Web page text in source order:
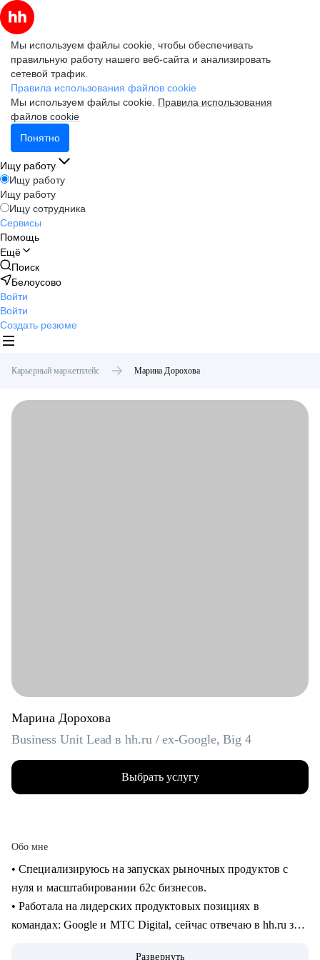
Мы используем файлы cookie, чтобы обеспечивать
правильную работу нашего веб-сайта и анализировать
сетевой трафик.
Правила использования файлов cookie
Мы используем файлы cookie. Правила использования
файлов cookie
Понятно
Ищу работу
Ищу работу
Ищу работу
Ищу сотрудника
Сервисы
Помощь
Ещё
Поиск
Белоусово
Войти
Войти
Создать резюме
Карьерный маркетплейс Марина Дорохова
Марина Дорохова
Business Unit Lead в hh.ru / ex-Google, Big 4
Выбрать услугу
Обо мне
• Специализируюсь на запусках рыночных продуктов с
нуля и масштабировании б2с бизнесов.
• Работала на лидерских продуктовых позициях в
командах: Google и МТС Digital, сейчас отвечаю в hh.ru за
Развернуть